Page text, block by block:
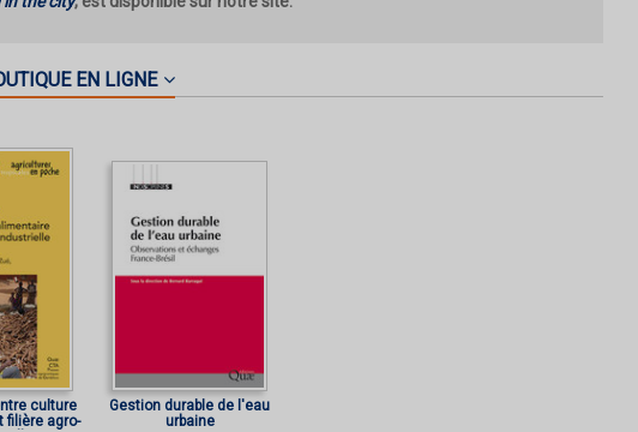
EN LIGNE
culture
filière agro-
Gestion durable de l'eau
urbaine